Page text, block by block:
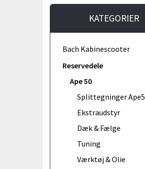
KATEGORIER
Bach Kabinescooter
Reservedele
Ape 50
Splittegninger
Ekstraudstyr
Dæk & Fælge
Tuning
Værktøj & Olie